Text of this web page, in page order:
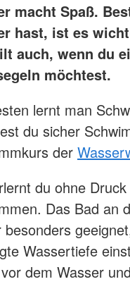
macht Spaß.
hast, ist es
auch, wenn du
möchtest.
lernt man
du sicher
der
du ohne
Das Bad an
besonders
Wassertiefe
dem Wasser